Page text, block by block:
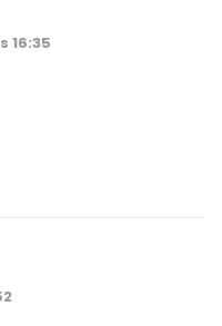
16:35